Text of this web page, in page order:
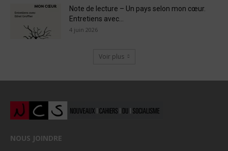
Note de lecture – Un pays selon mon cœur.
Entretiens avec...
4 juin 2026
Voir plus
NOUS JOINDRE